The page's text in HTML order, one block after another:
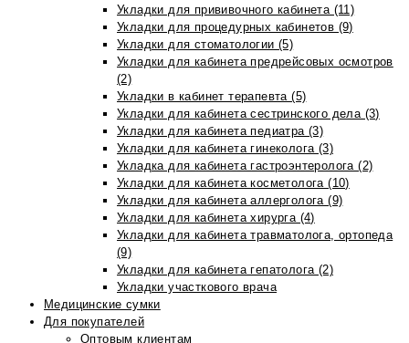
Укладки для прививочного кабинета (11)
Укладки для процедурных кабинетов (9)
Укладки для стоматологии (5)
Укладки для кабинета предрейсовых осмотров
(2)
Укладки в кабинет терапевта (5)
Укладки для кабинета сестринского дела (3)
Укладки для кабинета педиатра (3)
Укладки для кабинета гинеколога (3)
Укладка для кабинета гастроэнтеролога (2)
Укладки для кабинета косметолога (10)
Укладки для кабинета аллерголога (9)
Укладки для кабинета хирурга (4)
Укладки для кабинета травматолога, ортопеда
(9)
Укладки для кабинета гепатолога (2)
Укладки участкового врача
Медицинские сумки
Для покупателей
Оптовым клиентам